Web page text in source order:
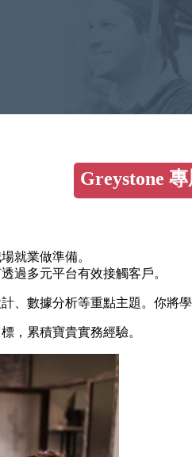
Greystone
就業做準備。
過多元平台有效接觸客戶。
數據分析等重點主題。你將
，累積寶貴實務經驗。